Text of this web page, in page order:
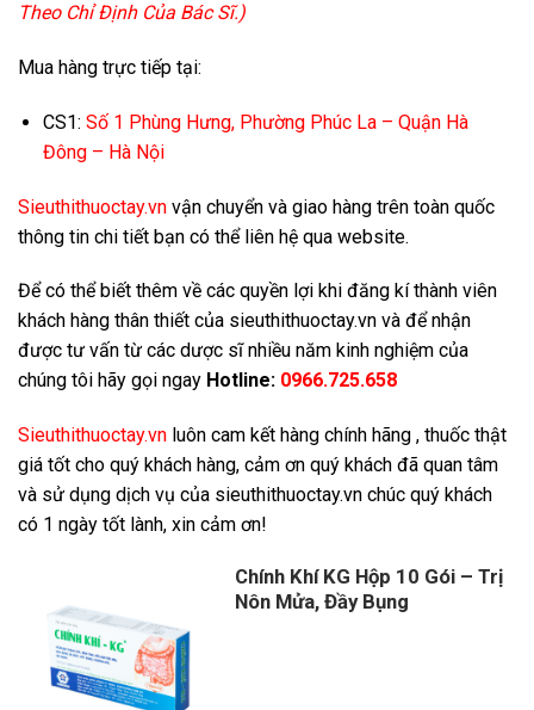
Theo Chỉ Định Của Bác Sĩ.)
Mua hàng trực tiếp tại:
CS1: Số 1 Phùng Hưng, Phường Phúc La – Quận Hà
Đông – Hà Nội
Sieuthithuoctay.vn vận chuyển và giao hàng trên toàn quốc
thông tin chi tiết bạn có thể liên hệ qua website.
Để có thể biết thêm về các quyền lợi khi đăng kí thành viên
khách hàng thân thiết của sieuthithuoctay.vn và để nhận
được tư vấn từ các dược sĩ nhiều năm kinh nghiệm của
chúng tôi hãy gọi ngay Hotline: 0966.725.658
Sieuthithuoctay.vn luôn cam kết hàng chính hãng , thuốc thật
giá tốt cho quý khách hàng, cảm ơn quý khách đã quan tâm
và sử dụng dịch vụ của sieuthithuoctay.vn chúc quý khách
có 1 ngày tốt lành, xin cảm ơn!
Chính Khí KG Hộp 10 Gói – Trị
Nôn Mửa, Đầy Bụng